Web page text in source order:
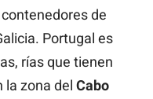
de
Portugal es
rías que tienen
la zona del Cabo